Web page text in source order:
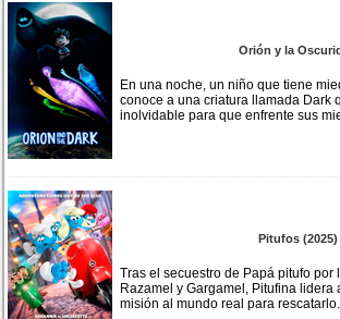
Orión y la
En una noche, un niño que tiene
conoce a una criatura llamada Dark
inolvidable para que enfrente sus
Pitufos (2025)
Tras el secuestro de Papá pitufo por
Razamel y Gargamel, Pitufina lidera
misión al mundo real para rescatarlo.